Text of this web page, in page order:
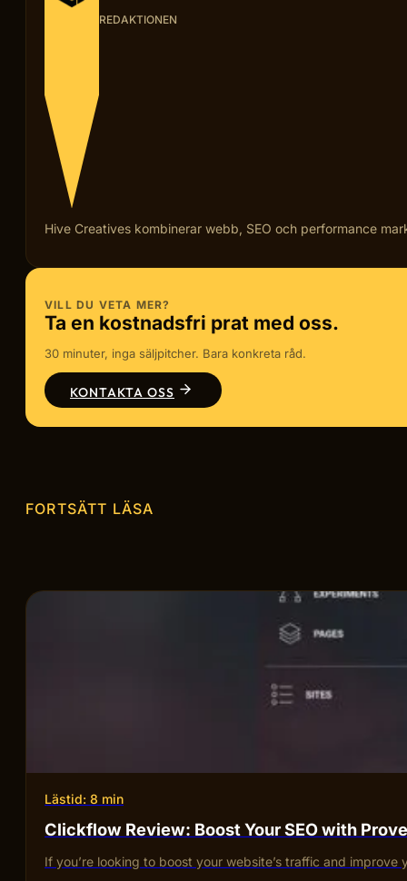
REDAKTIONEN
Hive Creatives kombinerar webb, SEO och performance
VILL DU VETA MER?
Ta en kostnadsfri prat med oss.
30 minuter, inga säljpitcher. Bara konkreta råd.
KONTAKTA OSS
FORTSÄTT LÄSA
Lästid: 8 min
Clickflow Review: Boost Your SEO with
If you’re looking to boost your website’s traffic and